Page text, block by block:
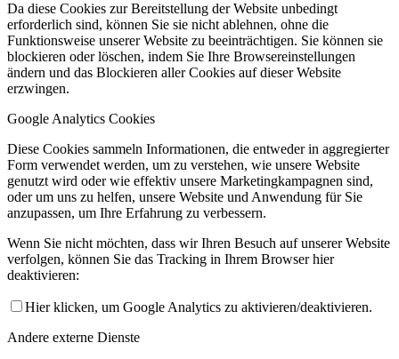
Da diese Cookies zur Bereitstellung der Website unbedingt
erforderlich sind, können Sie sie nicht ablehnen, ohne die
Funktionsweise unserer Website zu beeinträchtigen. Sie können sie
blockieren oder löschen, indem Sie Ihre Browsereinstellungen
ändern und das Blockieren aller Cookies auf dieser Website
erzwingen.
Google Analytics Cookies
Diese Cookies sammeln Informationen, die entweder in aggregierter
Form verwendet werden, um zu verstehen, wie unsere Website
genutzt wird oder wie effektiv unsere Marketingkampagnen sind,
oder um uns zu helfen, unsere Website und Anwendung für Sie
anzupassen, um Ihre Erfahrung zu verbessern.
Wenn Sie nicht möchten, dass wir Ihren Besuch auf unserer Website
verfolgen, können Sie das Tracking in Ihrem Browser hier
deaktivieren:
Hier klicken, um Google Analytics zu aktivieren/deaktivieren.
Andere externe Dienste